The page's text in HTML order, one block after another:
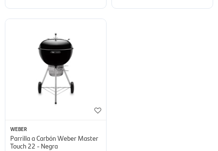
WEBER
Parrilla a Carbón Weber Master
Touch 22 - Negra